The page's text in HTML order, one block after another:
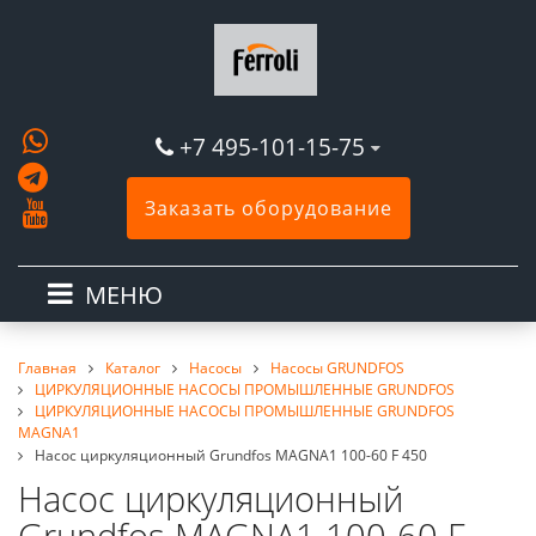
+7 495-101-15-75
Заказать оборудование
МЕНЮ
Главная Каталог Насосы
Насосы GRUNDFOS
ЦИРКУЛЯЦИОННЫЕ НАСОСЫ ПРОМЫШЛЕННЫЕ GRUNDFOS
ЦИРКУЛЯЦИОННЫЕ НАСОСЫ ПРОМЫШЛЕННЫЕ GRUNDFOS
MAGNA1
Насос циркуляционный Grundfos MAGNA1 100-60 F 450
Насос циркуляционный